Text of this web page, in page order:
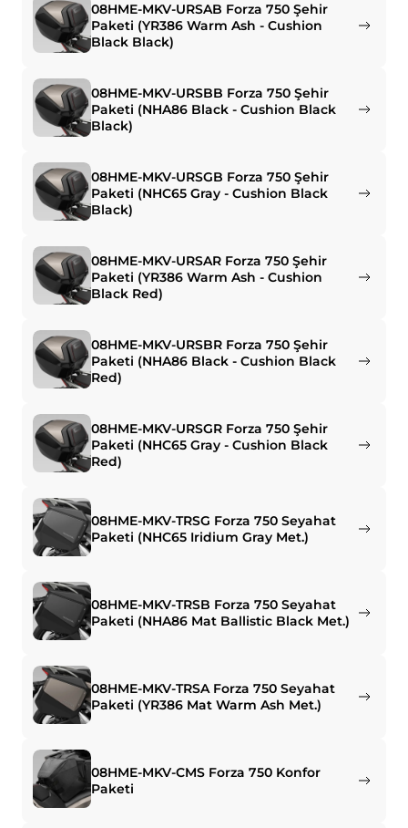
08HME-MKV-URSAB Forza 750 Şehir
Paketi (YR386 Warm Ash - Cushion
Black Black)
08HME-MKV-URSBB Forza 750 Şehir
Paketi (NHA86 Black - Cushion Black
Black)
08HME-MKV-URSGB Forza 750 Şehir
Paketi (NHC65 Gray - Cushion Black
Black)
08HME-MKV-URSAR Forza 750 Şehir
Paketi (YR386 Warm Ash - Cushion
Black Red)
08HME-MKV-URSBR Forza 750 Şehir
Paketi (NHA86 Black - Cushion Black
Red)
08HME-MKV-URSGR Forza 750 Şehir
Paketi (NHC65 Gray - Cushion Black
Red)
08HME-MKV-TRSG Forza 750 Seyahat
Paketi (NHC65 Iridium Gray Met.)
08HME-MKV-TRSB Forza 750 Seyahat
Paketi (NHA86 Mat Ballistic Black Met.)
08HME-MKV-TRSA Forza 750 Seyahat
Paketi (YR386 Mat Warm Ash Met.)
08HME-MKV-CMS Forza 750 Konfor
Paketi